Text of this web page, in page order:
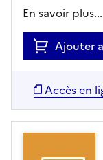
En savoir plus...
Ajouter
Accès en